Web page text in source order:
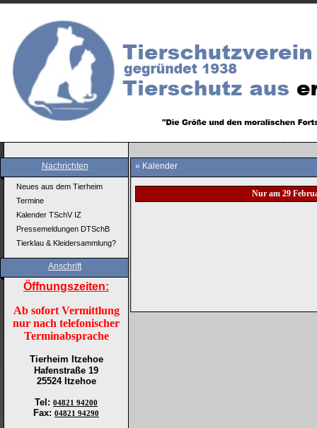
Nachrichten
Neues aus dem Tierheim
Termine
Kalender TSchV IZ
Pressemeldungen DTSchB
Tierklau & Kleidersammlung?
Anschrift
Öffnungszeiten:
Ab sofort Vermittlung
nur nach telefonischer
Terminabsprache
Tierheim Itzehoe
Hafenstraße 19
25524 Itzehoe
Tel : 04821 94200
Fax: 04821 94290
» Kalender
Nur am 29